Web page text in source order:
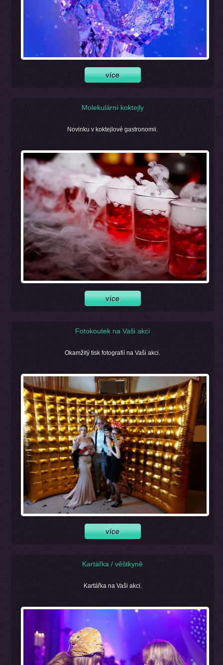
Molekulární koktejly
Novinku v koktejlové gastronomii.
Fotokoutek na Vaši akci
Okamžitý tisk fotografií na Vaši akci.
Kartářka / věštkyně
Kartářka na Vaši akci.